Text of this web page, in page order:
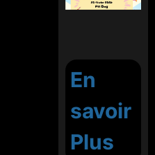
En
savoir
Plus